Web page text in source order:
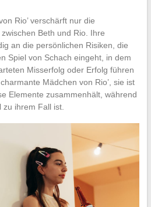
Rio’ verschärft nur die
Beth und Rio. Ihre
an die persönlichen Risiken, die
Spiel von Schach eingeht, in dem
Misserfolg oder Erfolg führen
Mädchen von Rio’, sie ist
Elemente zusammenhält, während
ihrem Fall ist.